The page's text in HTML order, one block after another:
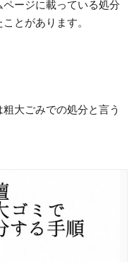
ージに載っている処分
とがあります。
大ごみでの処分と言う